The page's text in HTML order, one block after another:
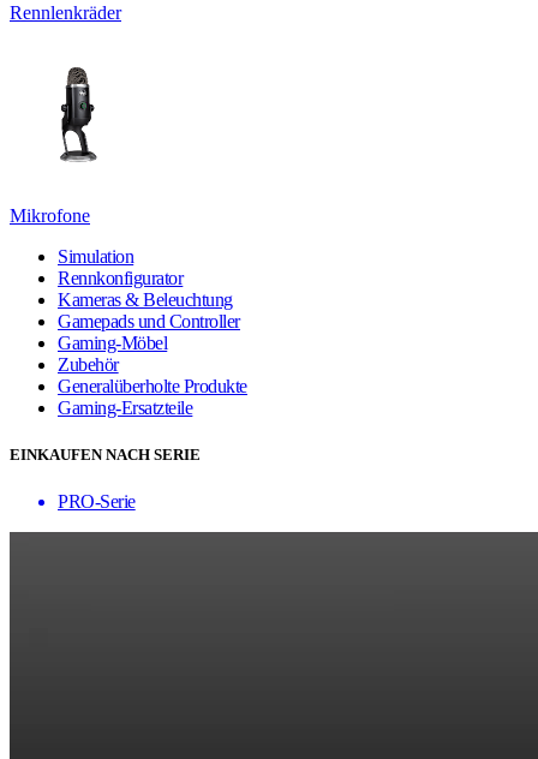
Rennlenkräder
Mikrofone
Simulation
Rennkonfigurator
Kameras & Beleuchtung
Gamepads und Controller
Gaming-Möbel
Zubehör
Generalüberholte Produkte
Gaming-Ersatzteile
EINKAUFEN NACH SERIE
PRO-Serie